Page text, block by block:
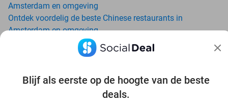
Blijf als eerste op de hoogte van de beste
deals.
Amsterdam en omgeving
Ontdek voordelig de beste Chinese restaurants in
Amsterdam en omgeving
Geniet van matcha met tot wel 70% korting in de buurt van
Amsterdam - Social Deal
Amsterdam
Ga voordelig de padelbaan op met Social Deal in de buurt